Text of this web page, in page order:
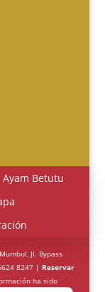
Ayam Betutu
Jl. Bypass
8247 | Reservar
ha sido